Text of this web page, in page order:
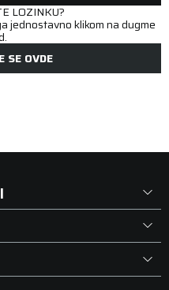
LOZINKU?
jednostavno klikom na dugme
SE OVDE